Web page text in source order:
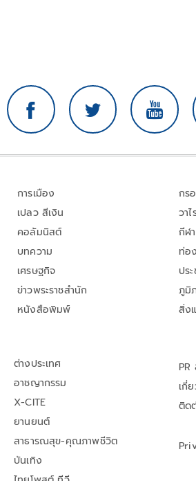
การเมือง
เปลว สีเงิน
คอลัมนิสต์
บทความ
เศรษฐกิจ
ข่าวพระราชสำนัก
หนังสือพิมพ์
กร
วา
กีฬา
ท่อ
ปร
ภูมิ
สิ่ง
ต่างประเทศ
อาชญากรรม
X-CITE
ยานยนต์
สาธารณสุข-คุณภาพชีวิต
บันเทิง
PR
เกี่
ติด